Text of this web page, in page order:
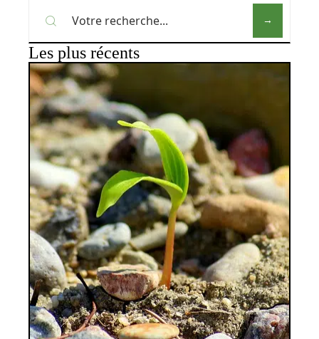
Les plus récents